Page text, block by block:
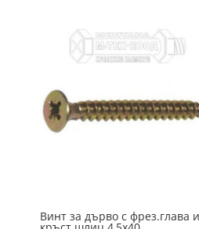
Винт за дърво с фрез.глава и